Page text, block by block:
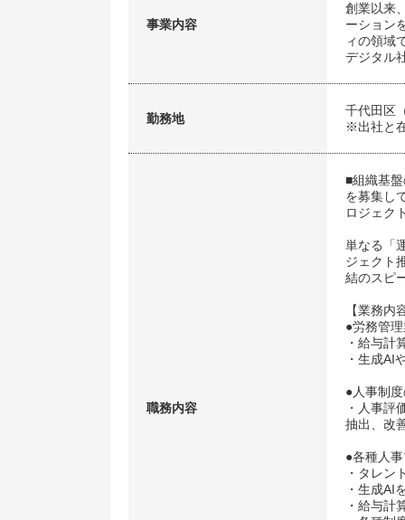
事業内容
創業以来
ーション
ィの領域
デジタル
勤務地
千代田区
※出社と
職務内容
■組織基
を募集し
ロジェク
単なる「
ジェクト
結のスピ
【業務内
●労務管
・給与計
・生成AI
●人事制
・人事評
抽出、改
●各種人
・タレン
・生成AI
・給与計